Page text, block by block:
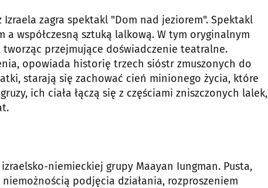
zagra spektakl "Dom nad jeziorem". Spektakl
współczesną sztuką lalkową. W tym oryginalnym
przejmujące doświadczenie teatralne.
opowiada historię trzech sióstr zmuszonych do
starają się zachować cień minionego życia, które
ich ciała łączą się z częściami zniszczonych lalek,
niemieckiej grupy Maayan Iungman. Pusta,
podjęcia działania, rozproszeniem